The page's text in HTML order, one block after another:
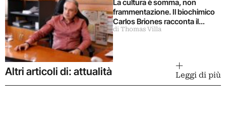
La cultura è somma, non
frammentazione. Il biochimico
Carlos Briones racconta il
legame tra scienza e arte
di Thomas Villa
Altri articoli di: attualità Leggi di più